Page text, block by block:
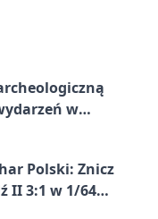
w
Polski: Znicz
II 3:1 w 1/64